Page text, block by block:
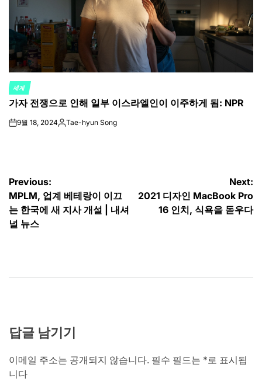
POSTED
IN
세계
가자 전쟁으로 인해 일부 이스라엘인이 이주하게 됨: NPR
on9월 18, 2024Posted
Tae-hyun Song
글
탐
색
Previous:
MPLM, 업계 베테랑이 이끄
는 한국에 새 지사 개설 | 내셔
널 뉴스
Next:
2021 디자인 MacBook Pro
16 인치, 식욕을 돋우다
답글 남기기
이메일 주소는 공개되지 않습니다. 필수 필드는 * 로 표시됩
니다